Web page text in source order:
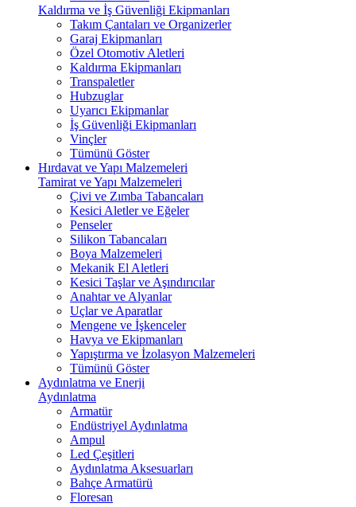
Kaldırma ve İş Güvenliği Ekipmanları
Takım Çantaları ve Organizerler
Garaj Ekipmanları
Özel Otomotiv Aletleri
Kaldırma Ekipmanları
Transpaletler
Hubzuglar
Uyarıcı Ekipmanlar
İş Güvenliği Ekipmanları
Vinçler
Tümünü Göster
Hırdavat ve Yapı Malzemeleri
Tamirat ve Yapı Malzemeleri
Çivi ve Zımba Tabancaları
Kesici Aletler ve Eğeler
Penseler
Silikon Tabancaları
Boya Malzemeleri
Mekanik El Aletleri
Kesici Taşlar ve Aşındırıcılar
Anahtar ve Alyanlar
Uçlar ve Aparatlar
Mengene ve İşkenceler
Havya ve Ekipmanları
Yapıştırma ve İzolasyon Malzemeleri
Tümünü Göster
Aydınlatma ve Enerji
Aydınlatma
Armatür
Endüstriyel Aydınlatma
Ampul
Led Çeşitleri
Aydınlatma Aksesuarları
Bahçe Armatürü
Floresan